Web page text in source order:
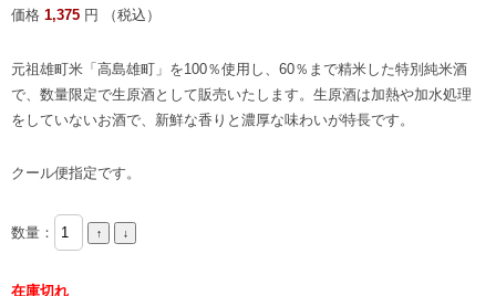
価格 1,375 円 （税込）
元祖雄町米「高島雄町」を100％使用し、60％まで精米した特別純米酒
で、数量限定で生原酒として販売いたします。生原酒は加熱や加水処理
をしていないお酒で、新鮮な香りと濃厚な味わいが特長です。
クール便指定です。
数量：
在庫切れ